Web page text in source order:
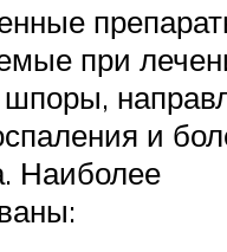
при
шпоры,
и
Наиболее